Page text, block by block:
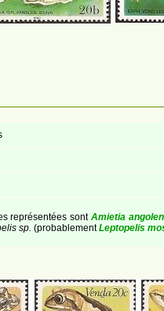
représentées sont Amietia
sp. (probablementLeptopelis